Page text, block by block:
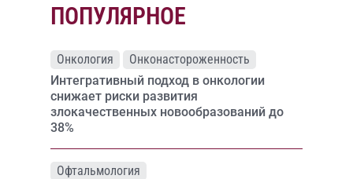
ПОПУЛЯРНОЕ
Онкология
Онконастороженность
Интегративный подход в онкологии
снижает риски развития
злокачественных новообразований до
38%
Офтальмология